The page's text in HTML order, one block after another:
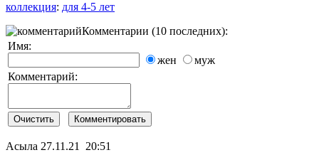
коллекция: для 4-5 лет
Комментарии (10 последних):
Имя:
жен
муж
Комментарий:
Асыла 27.11.21 20:51